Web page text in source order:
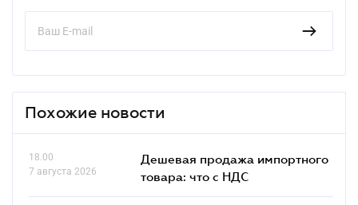
Похожие новости
18.00
7 августа 2026
Дешевая продажа импортного
товара: что c НДС